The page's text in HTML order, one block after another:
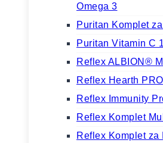
Omega 3
Puritan Komplet
Puritan Vitamin C
Reflex ALBION®
Reflex Hearth
Reflex Immunity
Reflex Komplet
Reflex Komplet za